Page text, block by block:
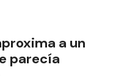
a un
parecía